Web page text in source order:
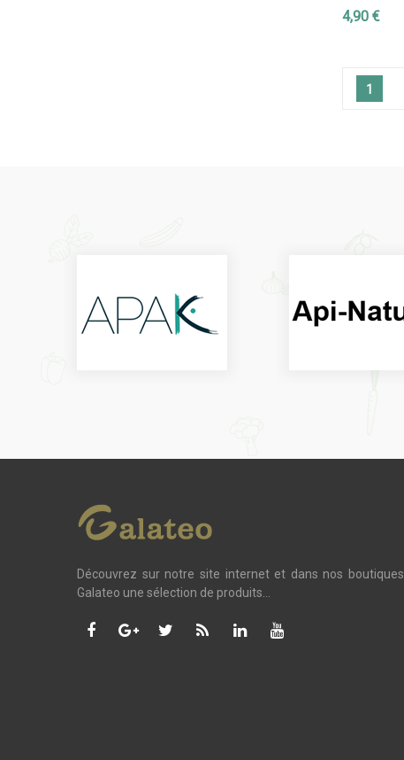
4,90 €
1
Découvrez sur notre site internet et dans nos boutiques
Galateo une sélection de produits...